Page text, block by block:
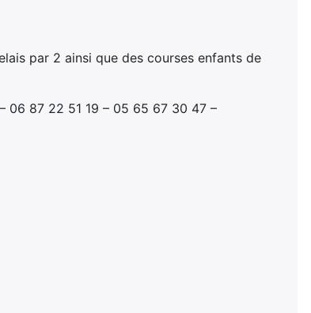
par 2 ainsi que des courses enfants de
06 87 22 51 19 – 05 65 67 30 47 –